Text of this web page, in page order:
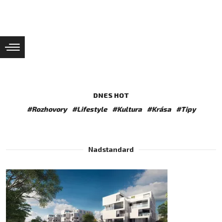
DNES HOT
#Rozhovory
#Lifestyle #Kultura #Krása #Tipy
Nadstandard